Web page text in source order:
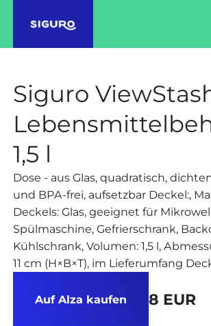
Siguro
1,5 l
Dose - aus Glas, quadratisch,
und BPA-frei, aufsetzbar Deckel:,
Deckels: Glas, geeignet für
Spülmaschine, Gefrierschrank,
Kühlschrank, Volumen: 1,5 l,
11 cm (H×B×T), im Lieferumfang
Auf Alza kaufen 8 EUR